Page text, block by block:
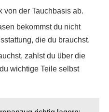
von der Tauchbasis ab.
bekommst du nicht
die du brauchst.
zahlst du über die
wichtige Teile selbst